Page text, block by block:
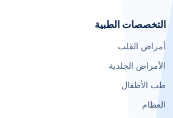
التخصصات الطبية
أمراض القلب
الأمراض الجلدية
طب الأطفال
العظام